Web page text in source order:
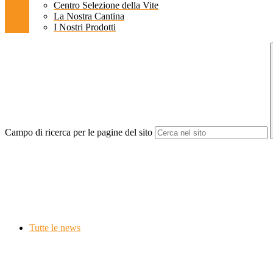
Centro Selezione della Vite
La Nostra Cantina
I Nostri Prodotti
Campo di ricerca per le pagine del sito
Tutte le news